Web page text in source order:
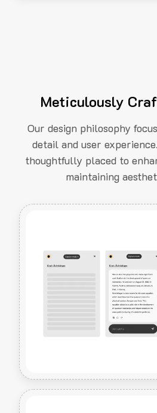
Meticulously
Our design philosophy
detail and user
thoughtfully placed to
maintaining